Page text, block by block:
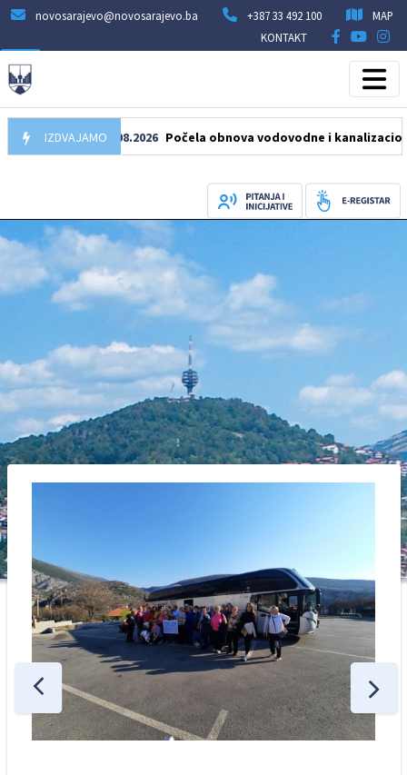
novosarajevo@novosarajevo.ba +387 33 492 100
MAP
KONTAKT
IZDVAJAMO
05.08.2026 Počela obnova vodovodne i kanalizacione